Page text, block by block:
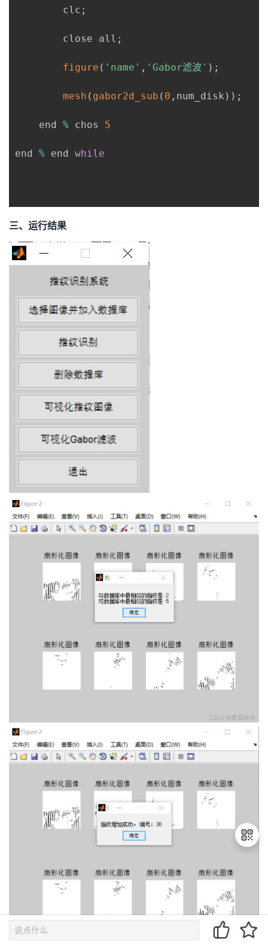
        clc
;
        close all
;
figure ( 'name' , 'Gabor滤波' ) ;
mesh ( gabor2d_sub ( 0 , num_disk ) ) ;
    end
% chos 5
end % end while
三、运行结果